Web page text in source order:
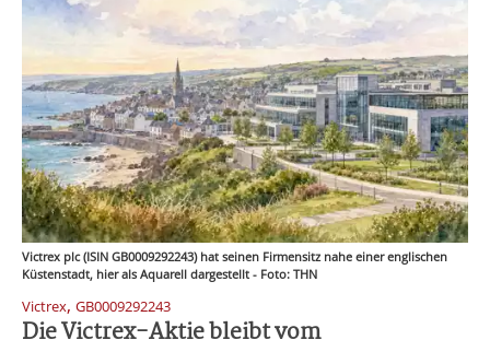
Victrex plc (ISIN GB0009292243) hat seinen Firmensitz nahe einer englischen
Küstenstadt, hier als Aquarell dargestellt - Foto: THN
Victrex, GB0009292243